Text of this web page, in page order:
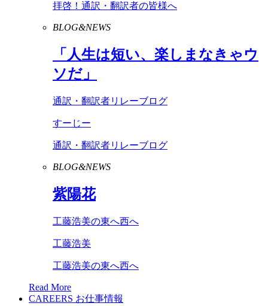
拝啓！通訳・翻訳者の皆様へ
BLOG&NEWS
「人生は短い、楽しまなきゃウ
ソだ」
通訳・翻訳者リレーブログ
すーじー
通訳・翻訳者リレーブログ
BLOG&NEWS
紫陽花
工藤浩美の東へ西へ
工藤浩美
工藤浩美の東へ西へ
Read More
CAREERS お仕事情報